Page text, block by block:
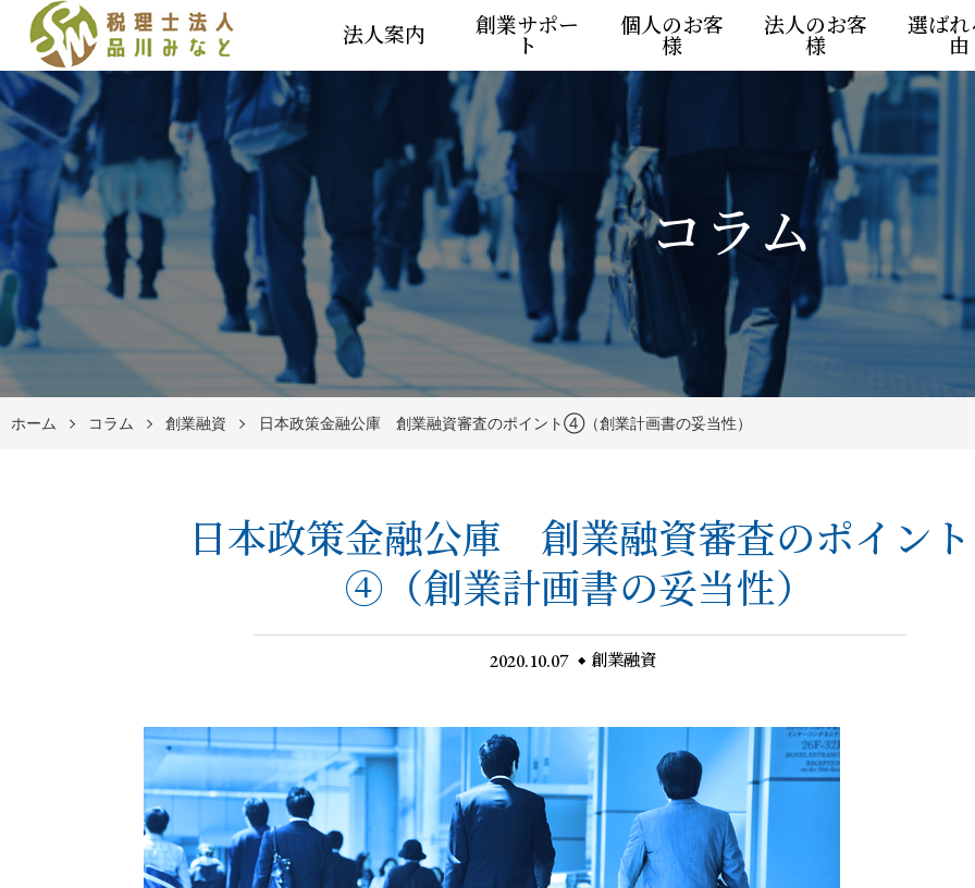
法人案内 創業サポー
ト
個人のお客
様
法人のお客
様
選ばれ
由
コラム
ホーム コラム 創業融資 日本政策金融公庫 創業融資審査のポイント④（創業計画書の妥当性）
日本政策金融公庫 創業融資審査のポイント
④（創業計画書の妥当性）
2020.10.07 創業融資